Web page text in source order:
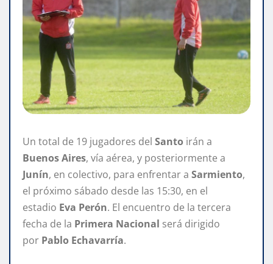
Un total de 19 jugadores del Santo irán a
Buenos Aires, vía aérea, y posteriormente a
Junín, en colectivo, para enfrentar a Sarmiento,
el próximo sábado desde las 15:30, en el
estadio Eva Perón. El encuentro de la tercera
fecha de la Primera Nacional será dirigido
por Pablo Echavarría.